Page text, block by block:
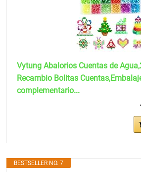
Vytung Abalorios Cuentas de
Recambio Bolitas
complementario...
BESTSELLER NO. 7